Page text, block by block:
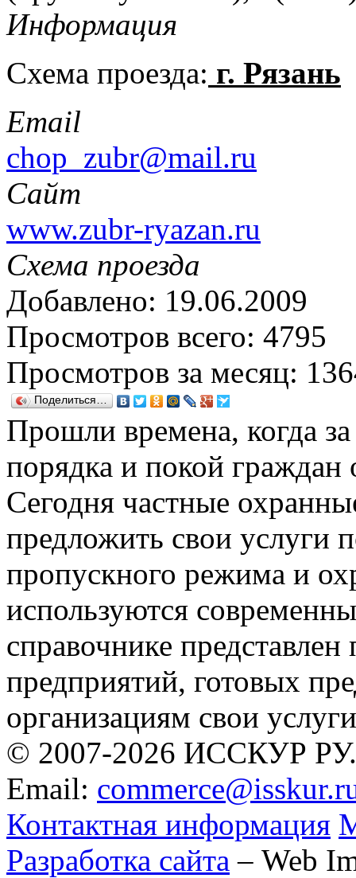
Информация
Схема проезда: г. Рязань
Email
chop_zubr@mail.ru
Сайт
www.zubr-ryazan.ru
Схема проезда
Добавлено: 19.06.2009
Просмотров всего: 4795
Просмотров за месяц:
Поделиться…
Прошли времена, когда
порядка и покой граждан
Сегодня частные
предложить свои услуги
пропускного режима и
используются
справочнике
предприятий, готовых
организациям свои
© 2007-2026 ИССКУР РУ.
Email:
Контактная информация
Разработка сайта – Web